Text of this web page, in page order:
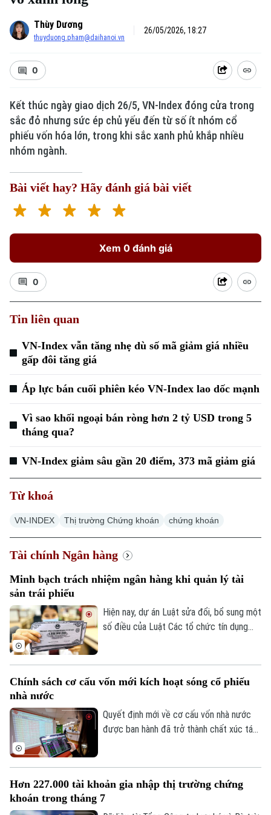
Xu hướng
Thùy Dương
thuyduong.pham@daihanoi.vn
26/05/2026, 18:27
0
Kết thúc ngày giao dịch 26/5, VN-Index đóng cửa trong
sắc đỏ nhưng sức ép chủ yếu đến từ số ít nhóm cổ
phiếu vốn hóa lớn, trong khi sắc xanh phủ khắp nhiều
nhóm ngành.
Bài viết hay? Hãy đánh giá bài viết
Xem 0 đánh giá
0
Tin liên quan
VN-Index vẫn tăng nhẹ dù số mã giảm giá nhiều
gấp đôi tăng giá
Áp lực bán cuối phiên kéo VN-Index lao dốc mạnh
Vì sao khối ngoại bán ròng hơn 2 tỷ USD trong 5
tháng qua?
VN-Index giảm sâu gần 20 điểm, 373 mã giảm giá
Từ khoá
VN-INDEX Thị trường Chứng khoán chứng khoán
Tài chính Ngân hàng
Minh bạch trách nhiệm ngân hàng khi quản lý tài
sản trái phiếu
Hiện nay, dự án Luật sửa đổi, bổ sung một
số điều của Luật Các tổ chức tín dụng
xuất cho phép ngân hàng thương mại làm
phiếu doanh nghiệp.
Chính sách cơ cấu vốn mới kích hoạt sóng cổ phiếu
nhà nước
Quyết định mới về cơ cấu vốn nhà nước
được ban hành đã trở thành chất xúc tác
đưa VN-Index đảo chiều đi lên.
Hơn 227.000 tài khoản gia nhập thị trường chứng
khoán trong tháng 7